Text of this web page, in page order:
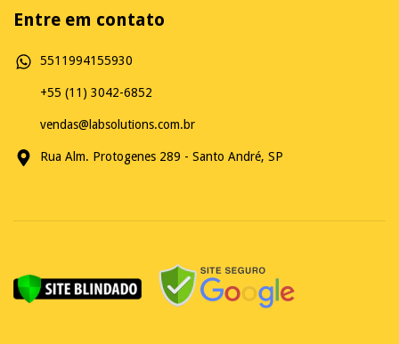
Entre em contato
5511994155930
+55 (11) 3042-6852
vendas@labsolutions.com.br
Rua Alm. Protogenes 289 - Santo André, SP